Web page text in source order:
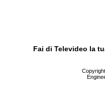
Fai di Televideo la